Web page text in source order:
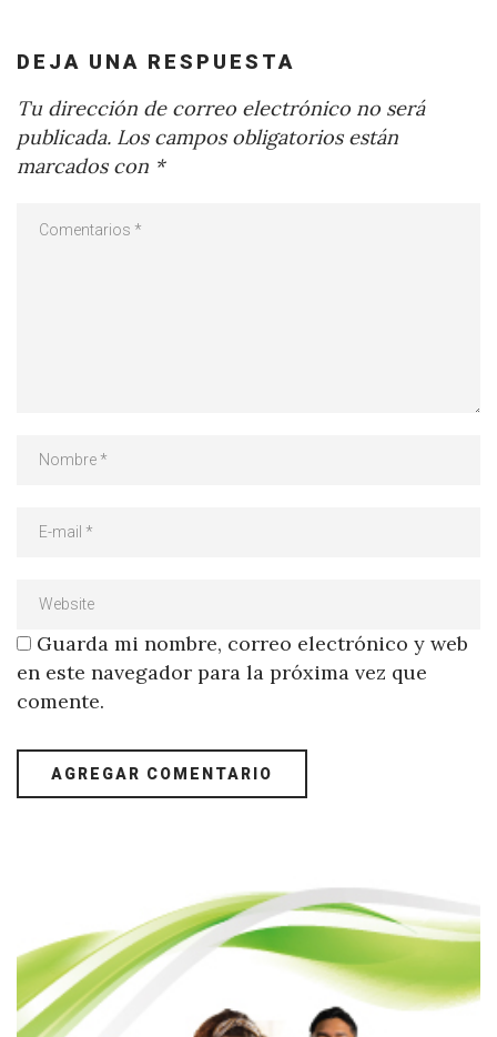
DEJA UNA RESPUESTA
Tu dirección de correo electrónico no será
publicada. Los campos obligatorios están
marcados con *
Guarda mi nombre, correo electrónico y web
en este navegador para la próxima vez que
comente.